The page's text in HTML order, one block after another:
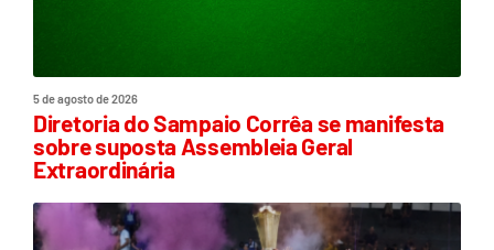
5 de agosto de 2026
Diretoria do Sampaio Corrêa se manifesta
sobre suposta Assembleia Geral
Extraordinária